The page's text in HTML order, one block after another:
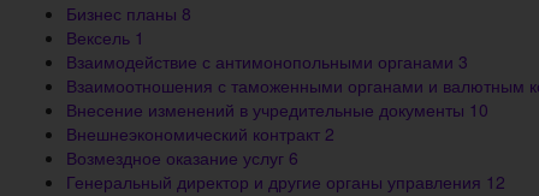
Бизнес планы 8
Вексель 1
Взаимодействие с антимонопольными органами 3
Взаимоотношения с таможенными органами и валютным
Внесение изменений в учредительные документы 10
Внешнеэкономический контракт 2
Возмездное оказание услуг 6
Генеральный директор и другие органы управления 12